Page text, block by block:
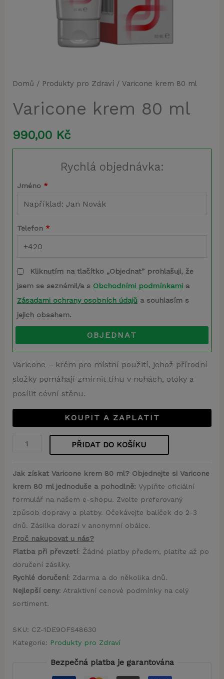
Domů / Produkty pro Zdraví/ Varicone krem 80 ml
Varicone krem 80 ml
990,00 Kč
Rychlá objednávka:
Jméno *
Telefon *
Kliknutím na tlačítko „Objednat” prohlašuji, že
jsem se seznámil/a s Obchodními podmínkamia
Zásadami ochrany osobních údajů a souhlasím s
jejich obsahem.
OBJEDNAT
Varicone – krém pro místní použití, jehož přírodní
složky pomáhají zmírnit tíhu v nohách, otoky a
posílit cévní stěnu.
KOUPIT A ZAPLATIT
PŘIDAT DO KOŠÍKU
Jak získat Varicone krem 80 ml? Objednejte si Varicone
krem 80 ml jednoduše a pohodlně:Vyplňte oficiální
formulář na našem e-shopu. Zvolte preferovaný
způsob dopravy a platby. Očekávejte balíček do 2-3
dnů. Zásilka dorazí v anonymní obálce.
Proč nakupovat u nás?
Platba při převzetí: Žádné platby předem, platíte až po
doručení zásilky.
Rychlé doručení: Zdarma a do několika dnů.
Nejlepší ceny: Atraktivní cenové podmínky na celý
sortiment.
SKU: CZ-1DE9OFS48630
Kategorie: Produkty pro Zdraví
Bezpečná platba je garantována